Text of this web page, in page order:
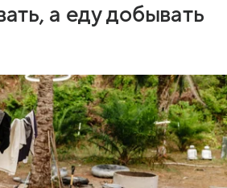
а еду добывать